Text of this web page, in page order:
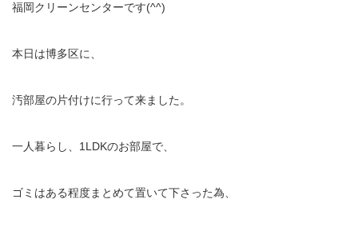
福岡クリーンセンターです(^^)
本日は博多区に、
汚部屋の片付けに行って来ました。
一人暮らし、1LDKのお部屋で、
ゴミはある程度まとめて置いて下さった為、